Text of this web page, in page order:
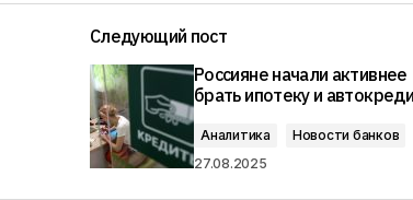
Следующий пост
Россияне начали активнее
брать ипотеку и
Аналитика
Новости банков
27.08.2025